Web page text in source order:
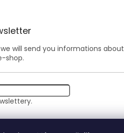
will send you informations about
shop.